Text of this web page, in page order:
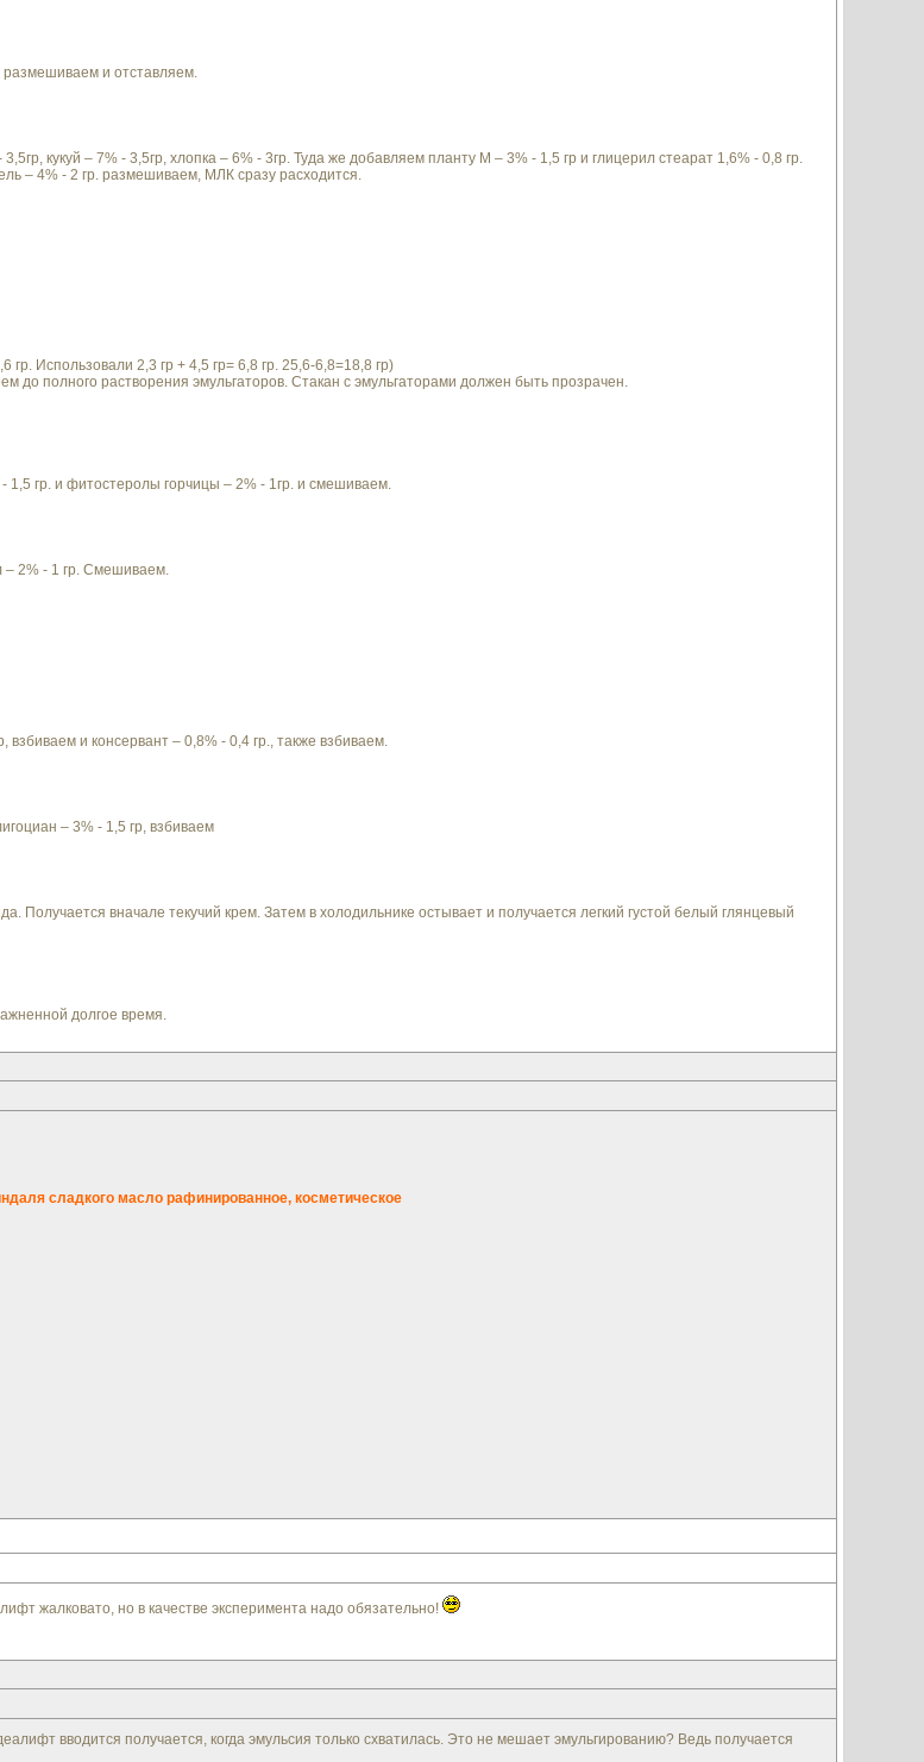
и отставляем.
кукуй – 7% - 3,5гр, хлопка – 6% - 3гр. Туда же добавляем планту М – 3% - 1,5 гр и глицерил стеарат 1,6% - 0,8 гр.
– 4% - 2 гр. размешиваем, МЛК сразу расходится.
Использовали 2,3 гр + 4,5 гр= 6,8 гр. 25,6-6,8=18,8 гр)
полного растворения эмульгаторов. Стакан с эмульгаторами должен быть прозрачен.
гр. и фитостеролы горчицы – 2% - 1гр. и смешиваем.
– 2% - 1 гр. Смешиваем.
и консервант – 0,8% - 0,4 гр., также взбиваем.
– 3% - 1,5 гр, взбиваем
Получается вначале текучий крем. Затем в холодильнике остывает и получается легкий густой белый глянцевый
долгое время.
сладкого масло рафинированное, косметическое
жалковато, но в качестве эксперимента надо обязательно!
вводится получается, когда эмульсия только схватилась. Это не мешает эмульгированию? Ведь получается